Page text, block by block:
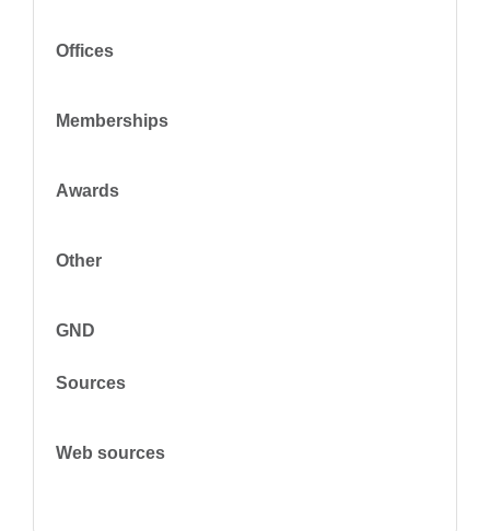
Offices
Memberships
Awards
Other
GND
Sources
Web sources